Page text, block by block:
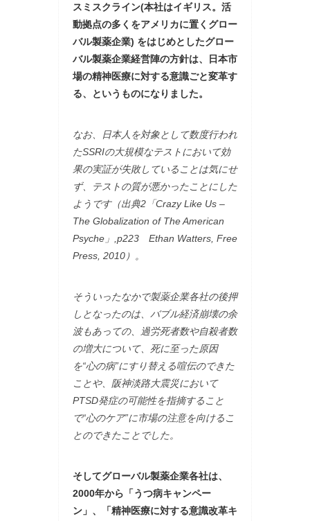
スミスクライン(本社はイギリス。活
動拠点の多くをアメリカに置くグロー
バル製薬企業) をはじめとしたグロー
バル製薬企業経営陣の方針は、日本市
場の精神医療に対する意識ごと変革す
る、というものになりました。
なお、日本人を対象として数度行われ
たSSRIの大規模なテストにおいて効
果の実証が失敗していることは気にせ
ず、テストの質が悪かったことにした
ようです（出典2「Crazy Like Us –
The Globalization of The American
Psyche」,p223 Ethan Watters, Free
Press, 2010）。
そういったなかで製薬企業各社の後押
しとなったのは、バブル経済崩壊の余
波もあっての、過労死者数や自殺者数
の増大について、死に至った原因
を“心の病”にすり替える喧伝のできた
ことや、阪神淡路大震災において
PTSD発症の可能性を指摘すること
で“心のケア”に市場の注意を向けるこ
とのできたことでした。
そしてグローバル製薬企業各社は、
2000年から「うつ病キャンペー
ン」、「精神医療に対する意識改革キ